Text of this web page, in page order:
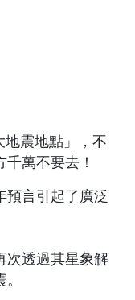
預言引起了廣泛
次透過其星象解